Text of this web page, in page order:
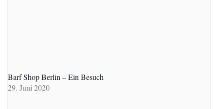
Barf Shop Berlin – Ein Besuch
29. Juni 2020